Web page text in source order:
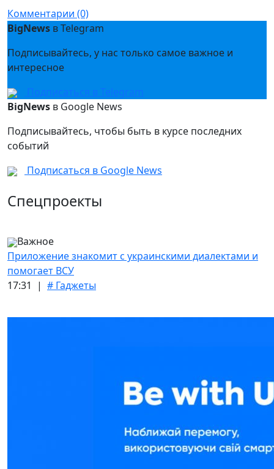
Комментарии (0)
BigNews в Telegram
Подписывайтесь, у нас только самое важное и
интересное
Подписаться в Telegram
BigNews в Google News
Подписывайтесь, чтобы быть в курсе последних
событий
Подписаться в Google News
Спецпроекты
Важное
Приложение знакомит с украинскими диалектами и
помогает ВСУ
17:31 | # Гаджеты